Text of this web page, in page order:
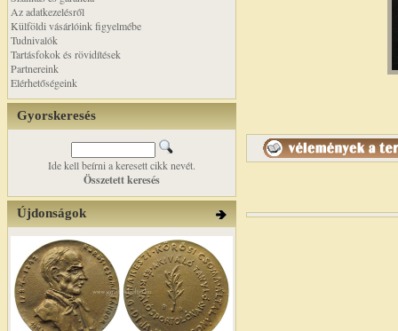
Az adatkezelésről
Külföldi vásárlóink figyelmébe
Tudnivalók
Tartásfokok és rövidítések
Partnereink
Elérhetőségeink
Gyorskeresés
Ide kell beírni a keresett cikk nevét.
Összetett keresés
Újdonságok